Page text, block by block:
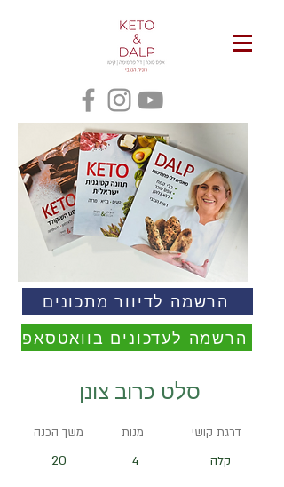
הרשמה לדיוור מתכונים
הרשמה לעדכונים בוואטסאפ
סלט כרוב צונן
משך הכנה
20
מנות
4
דרגת קושי
קלה